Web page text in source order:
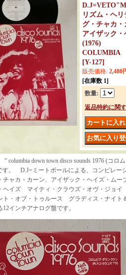
リズム・ヘ
グ・チャカ・
アイザック
(1976)
COLUMBIA
[Y-127]
販売価格: 2,480
[在庫数 1]
数量:
返品特約に関
” columbia down town disco sounds 1976 (コ
。 D.J=ミートボールによる、コンピレー
チャカ・カーン、アイザック・ヘイズ・ムー
イズ マイティ・クラウズ・オヴ・ジョ
・オブ・トゥルース グラディス・ナイト
インチアナログ盤です。